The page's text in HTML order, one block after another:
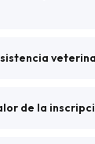
de la